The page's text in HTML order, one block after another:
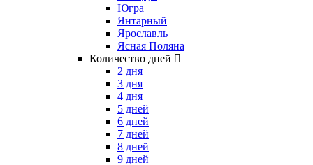
Югра
Янтарный
Ярославль
Ясная Поляна
Количество дней
2 дня
3 дня
4 дня
5 дней
6 дней
7 дней
8 дней
9 дней